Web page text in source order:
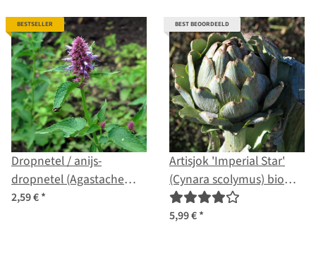
BESTSELLER
Dropnetel / anijs-
dropnetel (Agastache
foeniculum) bio zaad
2,59 €*
BEST BEOORDEELD
Artisjok 'Imperial Star'
(Cynara scolymus) bio
zaad
5,99 €*